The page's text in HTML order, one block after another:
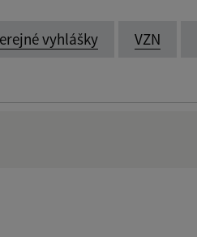
vyhlášky VZN